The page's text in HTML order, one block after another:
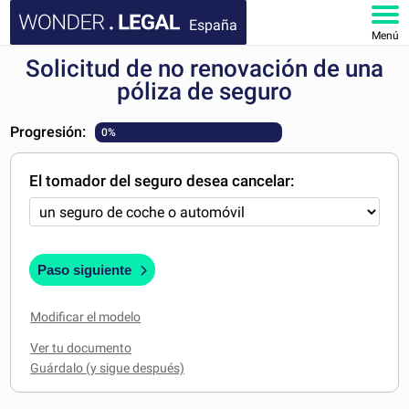
España
Menú
INICIO
MI CUENTA
Solicitud de no renovación de una
póliza de seguro
Progresión: 0%
El tomador del seguro desea cancelar:
Paso siguiente
Modificar el modelo
Ver tu documento